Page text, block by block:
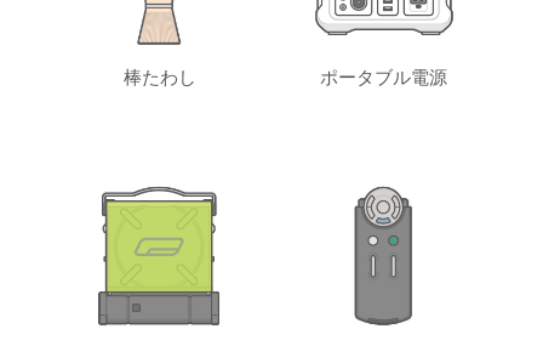
棒たわし ポータブル電源